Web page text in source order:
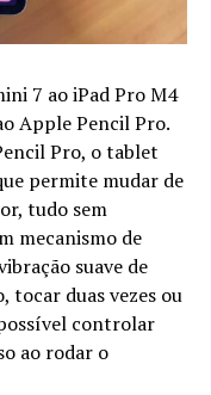
7 ao iPad Pro M4
Apple Pencil Pro.
Pro, o tablet
permite mudar de
tudo sem
mecanismo de
suave de
tocar duas vezes ou
controlar
ao rodar o